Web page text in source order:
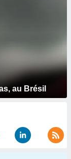
au Brésil